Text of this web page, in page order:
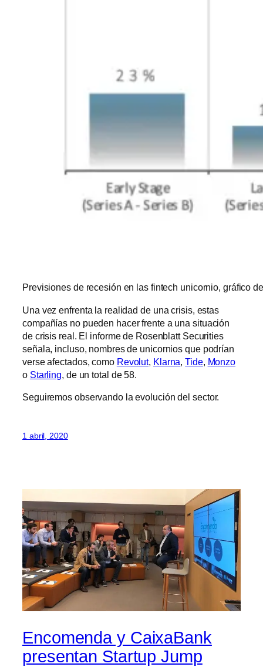
Previsiones de recesión en las fintech unicornio, gráfico
Una vez enfrenta la realidad de una crisis, estas
compañías no pueden hacer frente a una situación
de crisis real. El informe de Rosenblatt Securities
señala, incluso, nombres de unicornios que podrían
verse afectados, como Revolut, Klarna ,Tide, Monzo
o Starling , de un total de 58.
Seguiremos observando la evolución del sector.
1 abril, 2020
Encomenda y CaixaBank
presentan Startup Jump